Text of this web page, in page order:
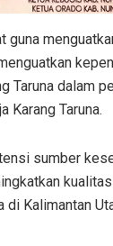
guna
Taruna dalam
Karang Taruna.
sumber
Kalimantan